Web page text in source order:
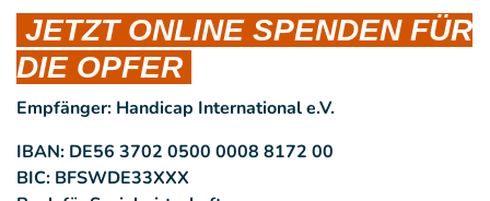
JETZT ONLINE SPENDENFÜR
DIE OPFER
Empfänger: Handicap International e.V.
IBAN: DE56 3702 0500 0008 8172 00
BIC: BFSWDE33XXX